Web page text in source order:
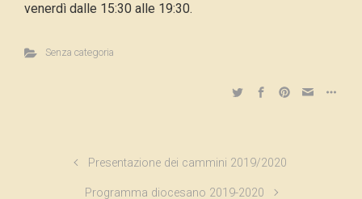
venerdì dalle 15:30 alle 19:30.
Senza categoria
Presentazione dei cammini 2019/2020
Programma diocesano 2019-2020